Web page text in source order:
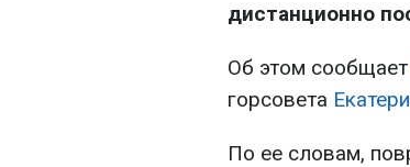
дистанционно
Об этом сообщает
горсовета
По ее словам,